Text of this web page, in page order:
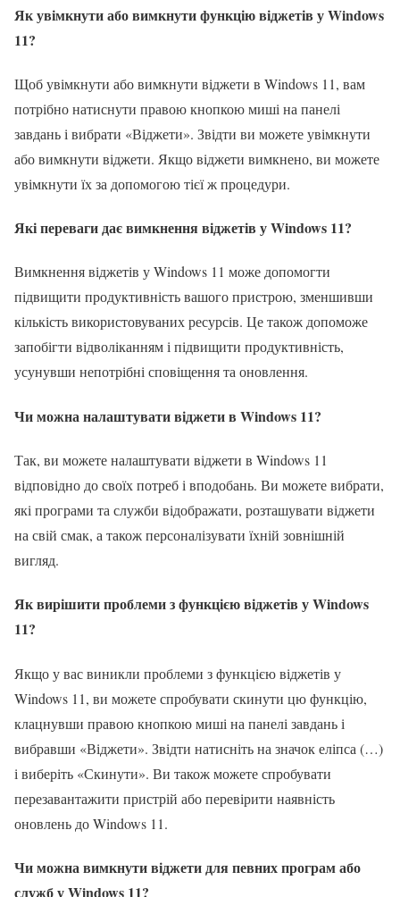
Як увімкнути або вимкнути функцію віджетів у Windows
11?
Щоб увімкнути або вимкнути віджети в Windows 11, вам
потрібно натиснути правою кнопкою миші на панелі
завдань і вибрати «Віджети». Звідти ви можете увімкнути
або вимкнути віджети. Якщо віджети вимкнено, ви можете
увімкнути їх за допомогою тієї ж процедури.
Які переваги дає вимкнення віджетів у Windows 11?
Вимкнення віджетів у Windows 11 може допомогти
підвищити продуктивність вашого пристрою, зменшивши
кількість використовуваних ресурсів. Це також допоможе
запобігти відволіканням і підвищити продуктивність,
усунувши непотрібні сповіщення та оновлення.
Чи можна налаштувати віджети в Windows 11?
Так, ви можете налаштувати віджети в Windows 11
відповідно до своїх потреб і вподобань. Ви можете вибрати,
які програми та служби відображати, розташувати віджети
на свій смак, а також персоналізувати їхній зовнішній
вигляд.
Як вирішити проблеми з функцією віджетів у Windows
11?
Якщо у вас виникли проблеми з функцією віджетів у
Windows 11, ви можете спробувати скинути цю функцію,
клацнувши правою кнопкою миші на панелі завдань і
вибравши «Віджети». Звідти натисніть на значок еліпса (…)
і виберіть «Скинути». Ви також можете спробувати
перезавантажити пристрій або перевірити наявність
оновлень до Windows 11.
Чи можна вимкнути віджети для певних програм або
служб у Windows 11?